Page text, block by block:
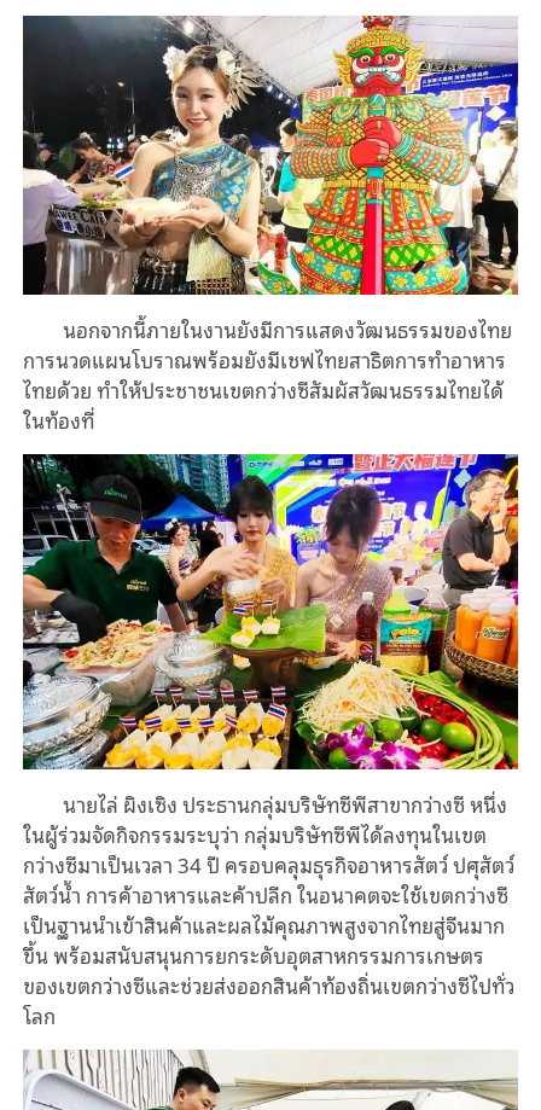
นอกจากนี้ภายในงานยังมีการแสดงวัฒนธรรมของไทย
การนวดแผนโบราณพร้อมยังมีเชฟไทยสาธิตการทำอาหาร
ไทยด้วย ทำให้ประชาชนเขตกว่างซีสัมผัสวัฒนธรรมไทยได้
ในท้องที่
นายไล่ ผิงเซิง ประธานกลุ่มบริษัทซีพีสาขากว่างซี หนึ่ง
ในผู้ร่วมจัดกิจกรรมระบุว่า กลุ่มบริษัทซีพีได้ลงทุนในเขต
กว่างซีมาเป็นเวลา 34 ปี ครอบคลุมธุรกิจอาหารสัตว์ ปศุสัตว์
สัตว์น้ำ การค้าอาหารและค้าปลีก ในอนาคตจะใช้เขตกว่างซี
เป็นฐานนำเข้าสินค้าและผลไม้คุณภาพสูงจากไทยสู่จีนมาก
ขึ้น พร้อมสนับสนุนการยกระดับอุตสาหกรรมการเกษตร
ของเขตกว่างซีและช่วยส่งออกสินค้าท้องถิ่นเขตกว่างซีไปทั่ว
โลก